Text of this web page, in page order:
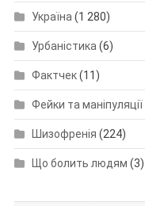
Україна (1 280)
Урбаністика (6)
Фактчек(11)
Фейки та маніпуляції
Шизофренія (224)
Що болить людям (3)